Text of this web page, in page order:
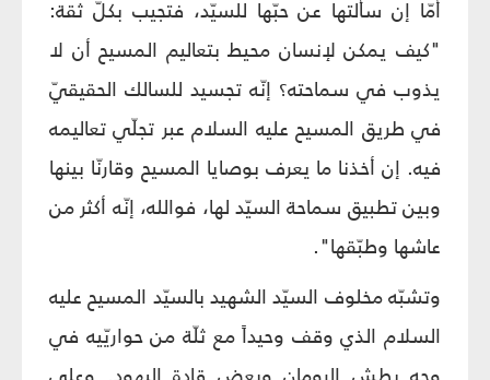
أمّا إن سألتها عن حبّها للسيّد، فتجيب بكلّ ثقة:
"كيف يمكن لإنسان محيط بتعاليم المسيح أن لا
يذوب في سماحته؟ إنّه تجسيد للسالك الحقيقيّ
في طريق المسيح عليه السلام عبر تجلّي تعاليمه
فيه. إن أخذنا ما يعرف بوصايا المسيح وقارنّا بينها
وبين تطبيق سماحة السيّد لها، فوالله، إنّه أكثر من
عاشها وطبّقها".
وتشبّه مخلوف السيّد الشهيد بالسيّد المسيح عليه
السلام الذي وقف وحيداً مع ثلّة من حواريّيه في